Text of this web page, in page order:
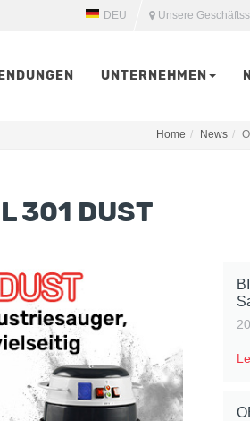
DEU Unsere
UNTERNEHMEN
Home News
301 DUST